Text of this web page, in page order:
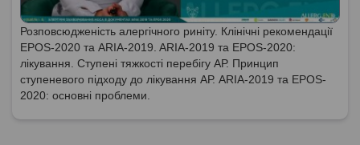
Розповсюдженість алергічного риніту. Клінічні рекомендації
EPOS-2020 та ARIA-2019. ARIA-2019 та EPOS-2020:
лікування. Ступені тяжкості перебігу АР. Принцип
ступеневого підходу до лікування АР. ARIA-2019 та EPOS-
2020: основні проблеми.